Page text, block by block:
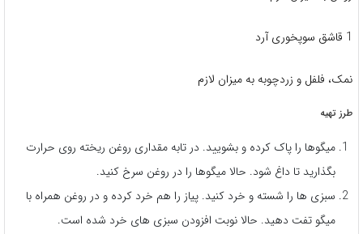
1 قاشق سوپخوری آرد
نمک، فلفل و زردچوبه به میزان لازم
طرز تهیه
میگوها را پاک کرده و بشویید. در تابه مقداری روغن ریخته روی حرارت
بگذارید تا داغ شود. حالا میگوها را در روغن سرخ کنید.
سبزی ها را شسته و خرد کنید. پیاز را هم خرد کرده و در روغن همراه با
میگو تفت دهید. حالا نوبت افزودن سبزی های خرد شده است.